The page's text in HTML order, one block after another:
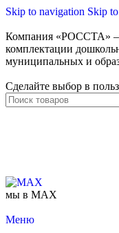
Skip to navigation Skip
Компания «РОССТА» –
комплектации
муниципальных и
Сделайте выбор в
мы в MAX
Меню